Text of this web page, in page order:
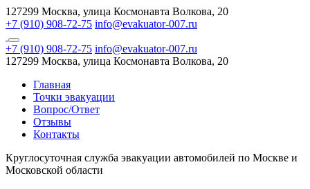
127299 Москва, улица Космонавта Волкова, 20
+7 (910) 908-72-75 info@evakuator-007.ru
+7 (910) 908-72-75 info@evakuator-007.ru
127299 Москва, улица Космонавта Волкова, 20
Главная
Точки эвакуации
Вопрос/Ответ
Отзывы
Контакты
Круглосуточная служба эвакуации автомобилей по Москве и
Московской области